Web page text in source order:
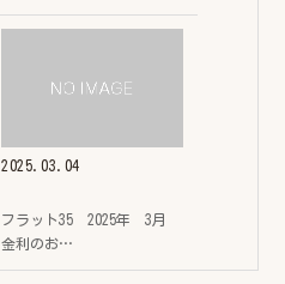
2025.03.04
フラット35 2025年 3月
金利のお…